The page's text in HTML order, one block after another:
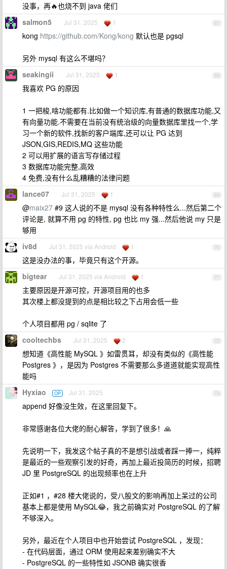
没事，再🔥也烧不到 java 佬们
67
salmon5 Jul 31, 2025 1
kong https://github.com/Kong/kong 默认也是 pgsql
另外 mysql 有这么不堪吗？
68
seakingii Jul 31, 2025 1
我喜欢 PG 的原因
1 一把梭,啥功能都有.比如做一个知识库,有普通的数据库功能,又
有向量功能.不需要在当前没有统治级的向量数据库里找一个,学
习一个新的软件,找新的客户端库,还可以让 PG 达到
JSON,GIS,REDIS,MQ 这些功能
2 可以用扩展的语言写存储过程
3 数据库功能完整,高效
4 免费,没有什么乱糟糟的法律问题
69
lance07 Jul 31, 2025 1
@maix27 #9 这人说的不是 mysql 没有各种特性么...然后第二个
评论是, 就算不用 pg 的特性, pg 也比 my 强...然后他说 my 只是
够用
70
iv8d Jul 31, 2025 via Android 1
这是没办法的事，毕竟只有这个开源。
71
bigtear Jul 31, 2025 via Android 1
主要原因是开源可控，开源项目用的也多
其次楼上都没提到的点是相比较之下占用会低一些
个人项目都用 pg / sqlite 了
72
cooltechbs Jul 31, 2025 2
想知道《高性能 MySQL 》如雷贯耳，却没有类似的《高性能
Postgres 》，是因为 Postgres 不需要那么多道道就能实现高性
能吗
73
Hyxiao OP Jul 31, 2025
append 好像没生效，在这里回复下。
非常感谢各位大佬的耐心解答，学到了很多！🙏
先说明一下，我发这个帖子真的不是想引战或者踩一捧一，纯粹
是最近的一些观察引发的好奇，再加上最近投简历的时候，招聘
JD 里 PostgreSQL 的出现频率也在上升
正如#1 ，#28 楼大佬说的，受八股文的影响再加上呆过的公司
基本上都是使用 MySQL😂，我之前确实对 PostgreSQL 的了解
不够深入。
另外，最近在个人项目中也开始尝试 PostgreSQL ，发现：
- 在代码层面，通过 ORM 使用起来差别确实不大
- PostgreSQL 的一些特性如 JSONB 确实很香